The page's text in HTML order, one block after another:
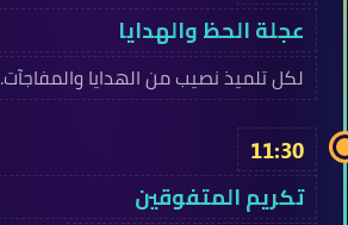
عجلة الحظ والهدايا
لكل تلميذ نصيب من الهدايا والمفاجآت.
11:30
تكريم المتفوقين